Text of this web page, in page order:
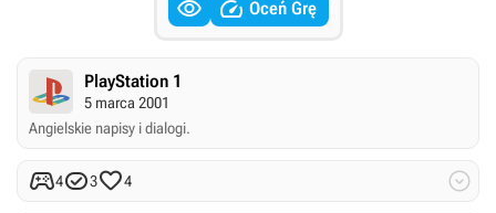
  Oceń Grę
PlayStation 1
5 marca 2001
Angielskie napisy i dialogi.
434 